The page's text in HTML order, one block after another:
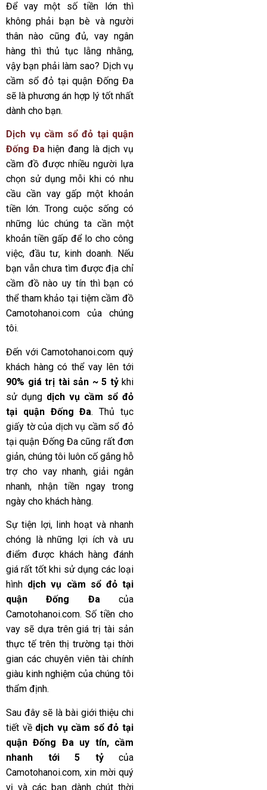
Để vay một số tiền lớn thì
không phải bạn bè và người
thân nào cũng đủ, vay ngân
hàng thì thủ tục lằng nhằng,
vậy bạn phải làm sao? Dịch vụ
cầm sổ đỏ tại quận Đống Đa
sẽ là phương án hợp lý tốt nhất
dành cho bạn.
Dịch vụ cầm sổ đỏ tại quận
Đống Đahiện đang là dịch vụ
cầm đồ được nhiều người lựa
chọn sử dụng mỗi khi có nhu
cầu cần vay gấp một khoản
tiền lớn. Trong cuộc sống có
những lúc chúng ta cần một
khoản tiền gấp để lo cho công
việc, đầu tư, kinh doanh. Nếu
bạn vẫn chưa tìm được địa chỉ
cầm đồ nào uy tín thì bạn có
thể tham khảo tại tiệm cầm đồ
Camotohanoi.com của chúng
tôi.
Đến vớiCamotohanoi.com quý
khách hàng có thể vay lên tới
90% giá trị tài sản ~ 5 tỷkhi
sử dụng dịch vụ cầm sổ đỏ
tại quận Đống Đa. Thủ tục
giấy tờ của dịch vụ cầm sổ đỏ
tại quận Đống Đa cũng rất đơn
giản, chúng tôi luôn cố gắng hỗ
trợ cho vay nhanh, giải ngân
nhanh, nhận tiền ngay trong
ngày cho khách hàng.
Sự tiện lợi, linh hoạt và nhanh
chóng là những lợi ích và ưu
điểm được khách hàng đánh
giá rất tốt khi sử dụng các loại
hình dịch vụ cầm sổ đỏ tại
quận Đống Đacủa
Camotohanoi.com. Số tiền cho
vay sẽ dựa trên giá trị tài sản
thực tế trên thị trường tại thời
gian các chuyên viên tài chính
giàu kinh nghiệm của chúng tôi
thẩm định.
Sau đây sẽ là bài giới thiệu chi
tiết về dịch vụ cầm sổ đỏ tại
quận Đống Đa uy tín, cầm
nhanh tới 5 tỷcủa
Camotohanoi.com, xin mời quý
vị và các bạn dành chút thời